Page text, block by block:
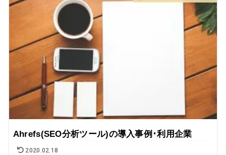
Ahrefs(SEO分析ツール)の導入事例･利用企業
2020.02.18